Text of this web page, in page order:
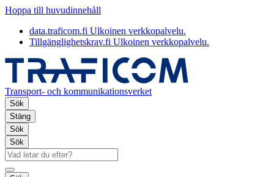
Hoppa till huvudinnehåll
data.traficom.fi Ulkoinen verkkopalvelu.
Tillgänglighetskrav.fi Ulkoinen verkkopalvelu.
Transport- och kommunikationsverket
Sök
Stäng
Sök
Sök